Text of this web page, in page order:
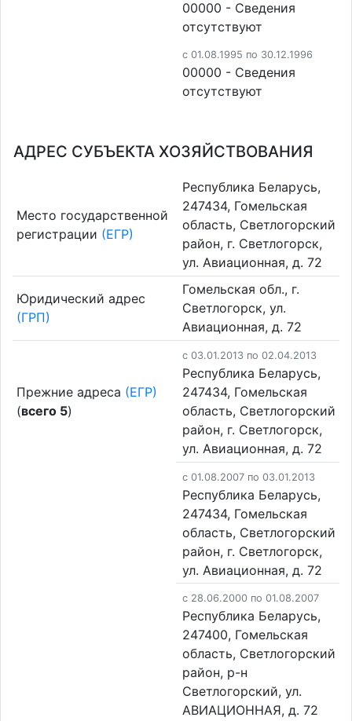
00000 - Cведения
отсутствуют
c 01.08.1995 по 30.12.1996
00000 - Cведения
отсутствуют
АДРЕС СУБЪЕКТА ХОЗЯЙСТВОВАНИЯ
Место государственной
регистрации (ЕГР)
Республика Беларусь,
247434, Гомельская
область, Светлогорский
район, г. Светлогорск,
ул. Авиационная, д. 72
Юридический адрес
(ГРП)
Гомельская обл., г.
Светлогорск, ул.
Авиационная, д. 72
Прежние адреса (ЕГР)
(всего 5)
c 03.01.2013 по 02.04.2013
Республика Беларусь,
247434, Гомельская
область, Светлогорский
район, г. Светлогорск,
ул. Авиационная, д. 72
c 01.08.2007 по 03.01.2013
Республика Беларусь,
247434, Гомельская
область, Светлогорский
район, г. Светлогорск,
ул. Авиационная, д. 72
c 28.06.2000 по 01.08.2007
Республика Беларусь,
247400, Гомельская
область, Светлогорский
район, р-н
Светлогорский, ул.
АВИАЦИОННАЯ, д. 72